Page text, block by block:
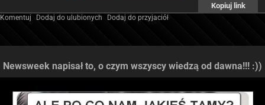
Kopiuj link
Komentuj Dodaj do ulubionych Dodaj do przyjaciół
Newsweek napisał to, o czym wszyscy wiedzą od dawna!!! :))